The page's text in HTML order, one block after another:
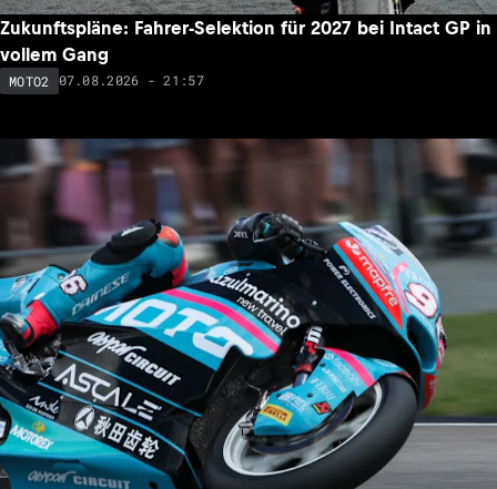
Zukunftspläne: Fahrer-Selektion für 2027 bei Intact GP in
vollem Gang
MOTO2 07.08.2026 - 21:57